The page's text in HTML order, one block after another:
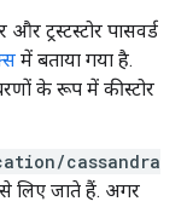
और ट्रस्टस्टोर पासवर्ड
में बताया गया है.
के रूप में कीस्टोर
cassandra
से लिए जाते हैं. अगर